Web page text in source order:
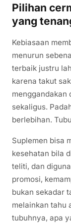
Pilihan
yang
Kebiasaan
menurun
terbaik justru
karena takut
menggandakan
sekaligus.
berlebihan.
Suplemen bisa
kesehatan bila
teliti, dan
promosi,
bukan sekadar
melainkan tahu
tubuhnya, apa